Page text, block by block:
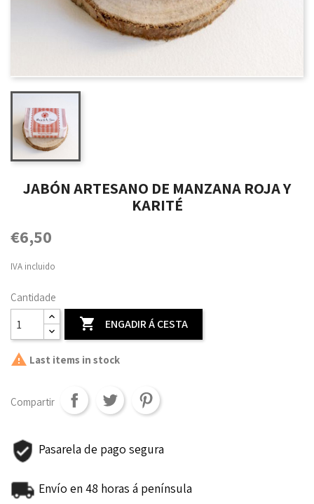
JABÓN ARTESANO DE MANZANA ROJA Y
KARITÉ
€6,50
IVA incluido
Cantidade
 ENGADIR Á CESTA
 Last items in stock
Compartir
Pasarela de pago segura
Envío en 48 horas á península